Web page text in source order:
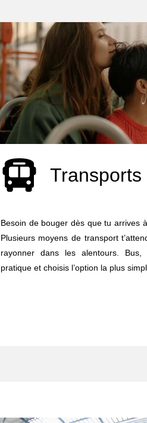
Besoin de bouger dès que tu arrives
Plusieurs moyens de transport
rayonner dans les alentours.
pratique et choisis l’option la plus